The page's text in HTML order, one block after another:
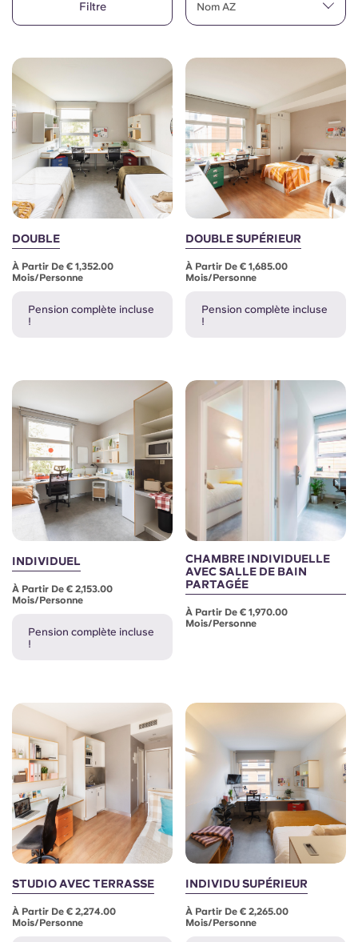
English (GB)
Chinese
Español
Català
Deutsch
Sélectionnez un pays
Choisissez une résidence
Se connecter
Réservez maintenant
Filtre Nom AZ
DOUBLE
À Partir De € 1,352.00
Mois/personne
Pension complète incluse
!
DOUBLE SUPÉRIEUR
À Partir De € 1,685.00
Mois/personne
Pension complète incluse
!
INDIVIDUEL
À Partir De € 2,153.00
Mois/personne
Pension complète incluse
!
CHAMBRE INDIVIDUELLE
AVEC SALLE DE BAIN
PARTAGÉE
À Partir De € 1,970.00
Mois/personne
STUDIO AVEC TERRASSE
À Partir De € 2,274.00
Mois/personne
INDIVIDU SUPÉRIEUR
À Partir De € 2,265.00
Mois/personne